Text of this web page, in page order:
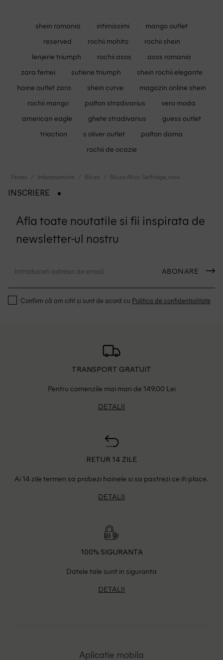
shein romania intimissimi
mango outlet
reserved
rochii mohito
rochii shein
lenjerie triumph
rochii asos
asos romania
zara femei
sutiene triumph
shein rochii elegante
haine outlet zara
shein curve
magazin online shein
rochii mango
palton stradivarius
vero moda
american eagle
ghete stradivarius
guess outlet
triaction
s oliver outlet
palton dama
rochii de ocazie
Femei Imbracaminte Bluze Bluza Miss Selfridge, mov
INSCRIERE
Afla toate noutatile si fii inspirata de
newsletter-ul nostru
ABONARE
Confirm că am citit și sunt de acord cu Politica de confidentialitate
TRANSPORT GRATUIT
Pentru comenzile mai mari de 149.00 Lei
DETALII
RETUR 14 ZILE
Ai 14 zile termen sa probezi hainele si sa pastrezi ce iti place.
DETALII
100% SIGURANTA
Datele tale sunt in siguranta
DETALII
Aplicatie mobila